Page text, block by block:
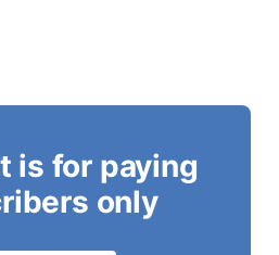
is for paying
only